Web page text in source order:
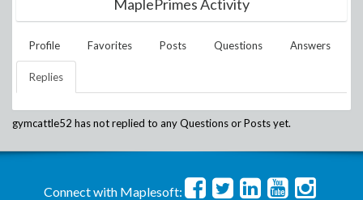
MaplePrimes Activity
Profile Favorites Posts Questions Answers
Replies
gymcattle52 has not replied to any Questions or Posts yet.
Connect with Maplesoft: